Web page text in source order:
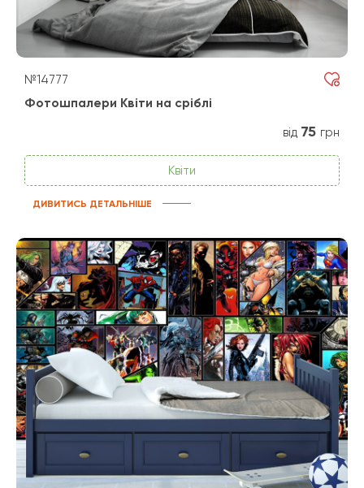
№14777
Фотошпалери Квіти на сріблі
від 75 грн
Квіти
ДИВИТИСЬ ДЕТАЛЬНІШЕ